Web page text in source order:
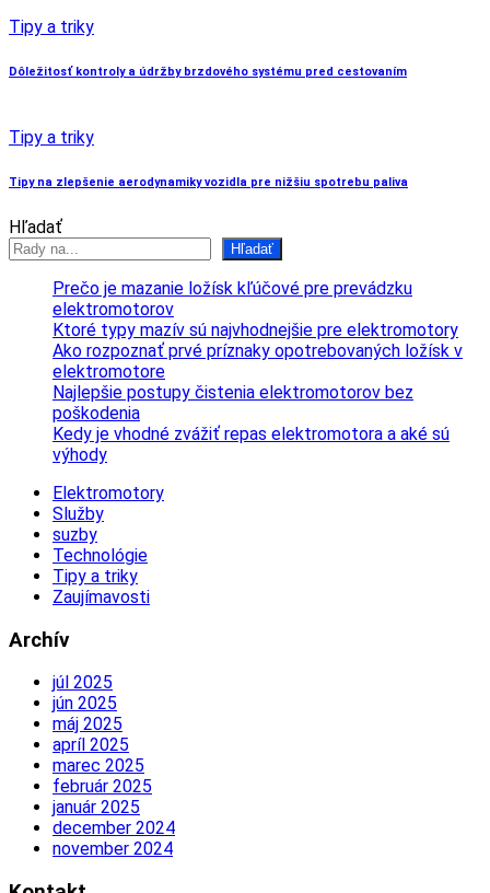
Tipy a triky
Dôležitosť kontroly a údržby brzdového systému pred cestovaním
Tipy a triky
Tipy na zlepšenie aerodynamiky vozidla pre nižšiu spotrebu paliva
Hľadať
Hľadať
Prečo je mazanie ložísk kľúčové pre prevádzku
elektromotorov
Ktoré typy mazív sú najvhodnejšie pre elektromotory
Ako rozpoznať prvé príznaky opotrebovaných ložísk v
elektromotore
Najlepšie postupy čistenia elektromotorov bez
poškodenia
Kedy je vhodné zvážiť repas elektromotora a aké sú
výhody
Elektromotory
Služby
suzby
Technológie
Tipy a triky
Zaujímavosti
Archív
júl 2025
jún 2025
máj 2025
apríl 2025
marec 2025
február 2025
január 2025
december 2024
november 2024